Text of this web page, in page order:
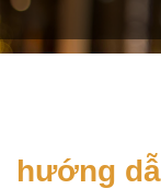
hướng